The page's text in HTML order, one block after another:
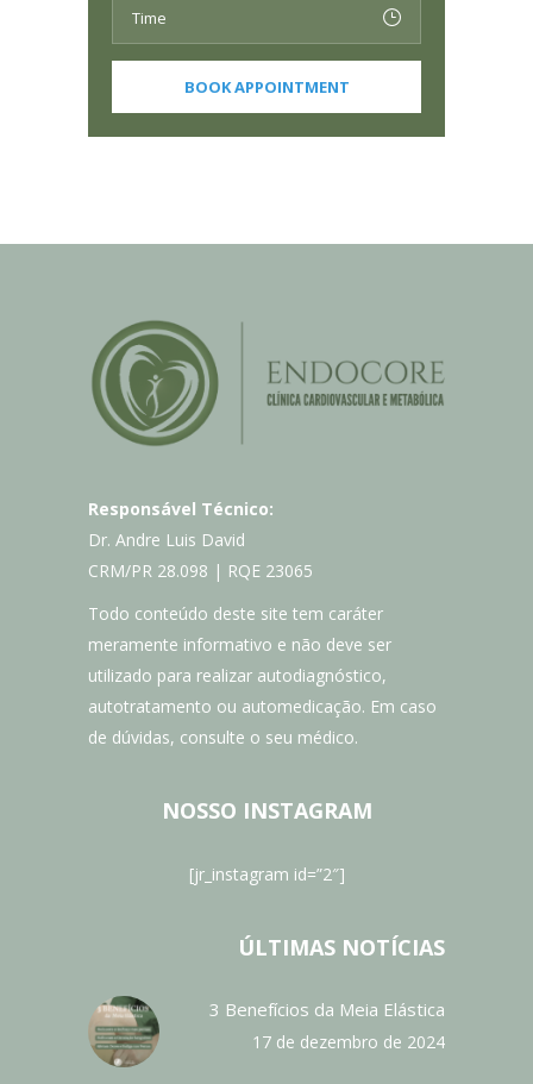
Responsável Técnico:
Dr. Andre Luis David
CRM/PR 28.098 | RQE 23065
Todo conteúdo deste site tem caráter
meramente informativo e não deve ser
utilizado para realizar autodiagnóstico,
autotratamento ou automedicação. Em caso
de dúvidas, consulte o seu médico.
NOSSO INSTAGRAM
[jr_instagram id=”2″]
ÚLTIMAS NOTÍCIAS
3 Benefícios da Meia Elástica
17 de dezembro de 2024